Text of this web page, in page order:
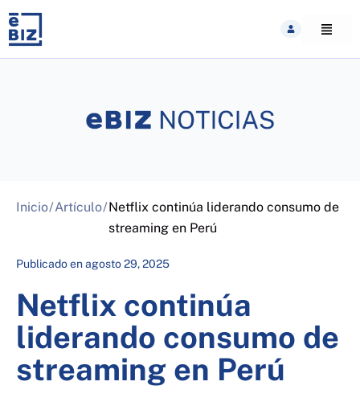
content
Inicio/Artículo/Netflix continúa liderando consumo de
streaming en Perú
Publicado enagosto 29, 2025
Netflix continúa
liderando consumo de
streaming en Perú